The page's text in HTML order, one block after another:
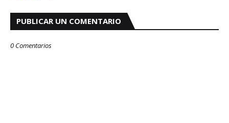
PUBLICAR UN COMENTARIO
0 Comentarios